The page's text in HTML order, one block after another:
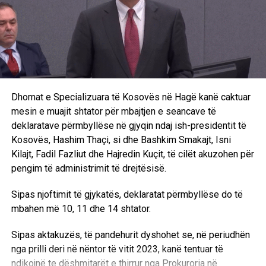
Dhomat e Specializuara të Kosovës në Hagë kanë caktuar
mesin e muajit shtator për mbajtjen e seancave të
deklaratave përmbyllëse në gjyqin ndaj ish-presidentit të
Kosovës, Hashim Thaçi, si dhe Bashkim Smakajt, Isni
Kilajt, Fadil Fazliut dhe Hajredin Kuçit, të cilët akuzohen për
pengim të administrimit të drejtësisë.
Sipas njoftimit të gjykatës, deklaratat përmbyllëse do të
mbahen më 10, 11 dhe 14 shtator.
Sipas aktakuzës, të pandehurit dyshohet se, në periudhën
nga prilli deri në nëntor të vitit 2023, kanë tentuar të
ndikojnë te dëshmitarët e thirrur nga Prokuroria në